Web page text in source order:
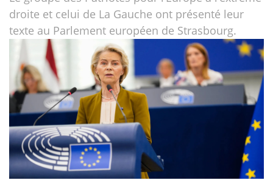
droite et celui de La Gauche ont présenté leur
texte au Parlement européen de Strasbourg.